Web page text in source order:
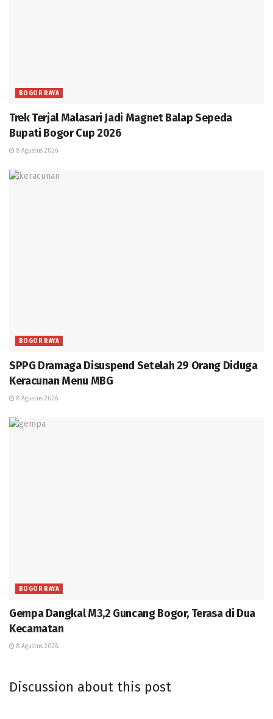
BOGOR RAYA
Trek Terjal Malasari Jadi Magnet Balap Sepeda
Bupati Bogor Cup 2026
8 Agustus 2026
BOGOR RAYA
SPPG Dramaga Disuspend Setelah 29 Orang Diduga
Keracunan Menu MBG
8 Agustus 2026
BOGOR RAYA
Gempa Dangkal M3,2 Guncang Bogor, Terasa di Dua
Kecamatan
8 Agustus 2026
Discussion about this post